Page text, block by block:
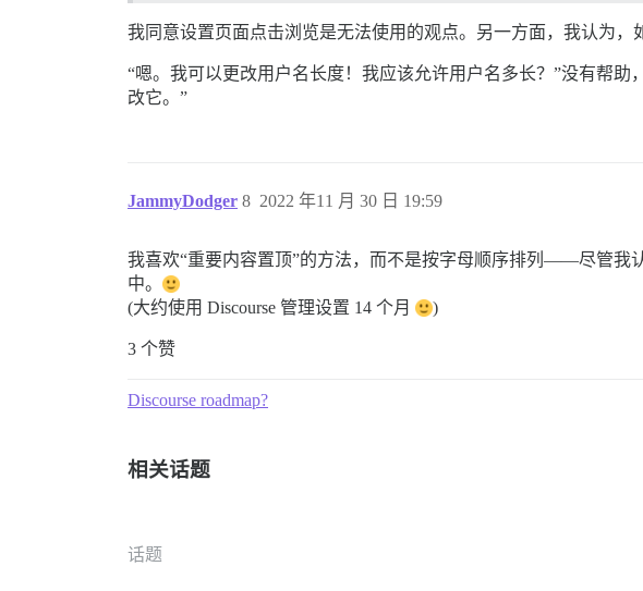
我同意设置页面点击浏览是无法使用的观点。另一方面，我认为
“嗯。我可以更改用户名长度！我应该允许用户名多长？”没有帮
改它。”
JammyDodger 2022 年11 月 30 日 19:59
8
我喜欢“重要内容置顶”的方法，而不是按字母顺序排列——尽管我
中。
(大约使用 Discourse 管理设置 14 个月
)
3 个赞
Discourse roadmap?
相关话题
话题